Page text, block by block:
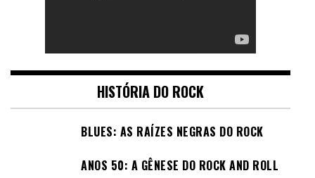
HISTÓRIA DO ROCK
BLUES: AS RAÍZES NEGRAS DO ROCK
ANOS 50: A GÊNESE DO ROCK AND ROLL